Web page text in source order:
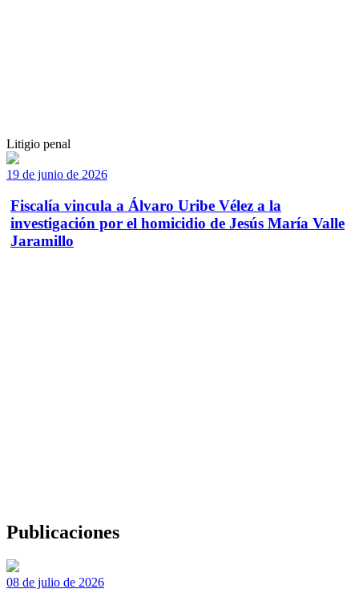
Litigio penal
19 de junio de 2026
Fiscalía vincula a Álvaro Uribe Vélez a la
investigación por el homicidio de Jesús María Valle
Jaramillo
Publicaciones
08 de julio de 2026